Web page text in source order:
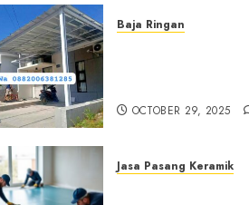
Baja Ringan
OCTOBER 29, 2025
Jasa Pasang Keramik